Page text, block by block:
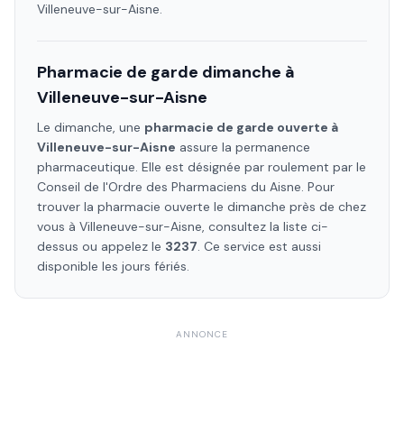
Villeneuve-sur-Aisne.
Pharmacie de garde dimanche à
Villeneuve-sur-Aisne
Le dimanche, une pharmacie de garde ouverte à
Villeneuve-sur-Aisne assure la permanence
pharmaceutique. Elle est désignée par roulement par le
Conseil de l'Ordre des Pharmaciens du Aisne. Pour
trouver la pharmacie ouverte le dimanche près de chez
vous à Villeneuve-sur-Aisne, consultez la liste ci-
dessus ou appelez le 3237. Ce service est aussi
disponible les jours fériés.
ANNONCE